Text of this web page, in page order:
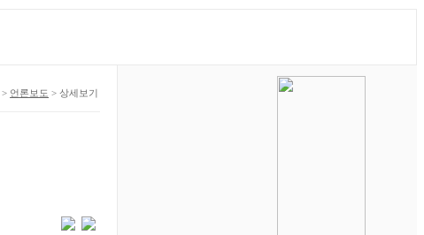
> 언론보도 > 상세보기